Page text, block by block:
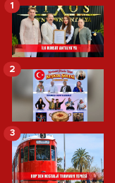
1
2
3